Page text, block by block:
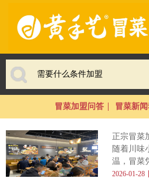
冒菜加盟问答 冒菜新
正宗冒菜
随着川味
温，冒菜
餐高效等
2026-01-28